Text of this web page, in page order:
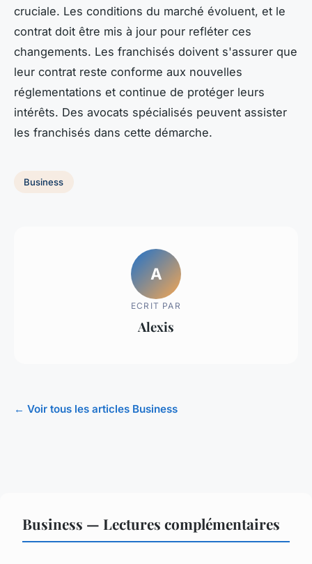
cruciale. Les conditions du marché évoluent, et le
contrat doit être mis à jour pour refléter ces
changements. Les franchisés doivent s'assurer que
leur contrat reste conforme aux nouvelles
réglementations et continue de protéger leurs
intérêts. Des avocats spécialisés peuvent assister
les franchisés dans cette démarche.
Business
A
ECRIT PAR
Alexis
← Voir tous les articles Business
Business — Lectures complémentaires